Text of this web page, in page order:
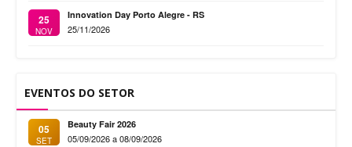
25
NOV
Innovation Day Porto Alegre - RS
25/11/2026
EVENTOS DO SETOR
05
SET
Beauty Fair 2026
05/09/2026 a 08/09/2026